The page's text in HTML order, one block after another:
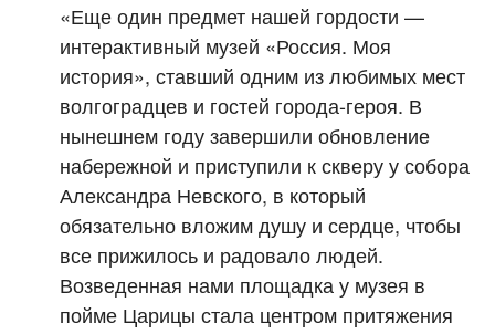
«Еще один предмет нашей гордости —
интерактивный музей «Россия. Моя
история», ставший одним из любимых мест
волгоградцев и гостей города-героя. В
нынешнем году завершили обновление
набережной и приступили к скверу у собора
Александра Невского, в который
обязательно вложим душу и сердце, чтобы
все прижилось и радовало людей.
Возведенная нами площадка у музея в
пойме Царицы стала центром притяжения